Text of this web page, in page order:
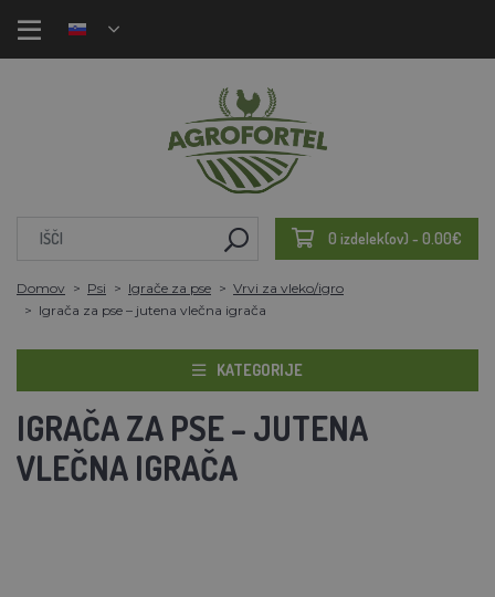
0 izdelek(ov) - 0.00€
Domov Psi Igrače za pse
Vrvi za vleko/igro
Igrača za pse – jutena vlečna igrača
KATEGORIJE
IGRAČA ZA PSE – JUTENA
VLEČNA IGRAČA